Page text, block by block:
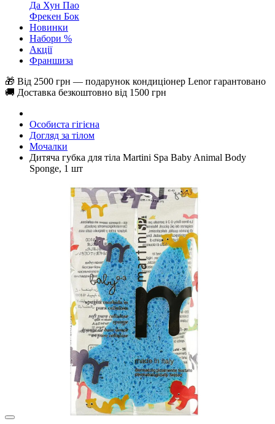
Да Хун Пао
Фрекен Бок
Новинки
Набори %
Акції
Франшиза
🎁 Від 2500 грн — подарунок кондиціонер Lenor гарантовано
🚚 Доставка безкоштовно від 1500 грн
Особиста гігієна
Догляд за тілом
Мочалки
Дитяча губка для тіла Martini Spa Baby Animal Body
Sponge, 1 шт